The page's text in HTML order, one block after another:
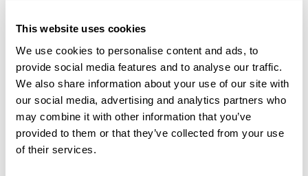
This website uses cookies
We use cookies to personalise content and ads, to
provide social media features and to analyse our traffic.
We also share information about your use of our site with
our social media, advertising and analytics partners who
may combine it with other information that you’ve
provided to them or that they’ve collected from your use
of their services.
Soyez le premier à ajouter un avis !
Ajouter un avis
Résumé